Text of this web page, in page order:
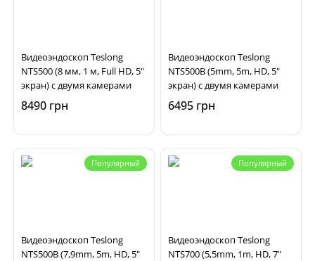
Видеоэндоскоп Teslong
NTS500 (8 мм, 1 м, Full HD, 5"
экран) с двумя камерами
8490 грн
Видеоэндоскоп Teslong
NTS500B (5mm, 5m, HD, 5"
экран) с двумя камерами
6495 грн
Популярный
Видеоэндоскоп Teslong
NTS500B (7,9mm, 5m, HD, 5"
Популярный
Видеоэндоскоп Teslong
NTS700 (5,5mm, 1m, HD, 7"